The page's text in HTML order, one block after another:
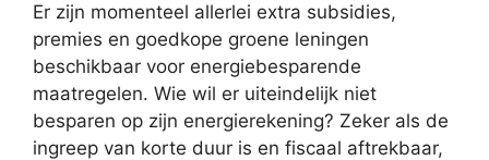
Er zijn momenteel allerlei extra subsidies,
premies en goedkope groene leningen
beschikbaar voor energiebesparende
maatregelen. Wie wil er uiteindelijk niet
besparen op zijn energierekening? Zeker als de
ingreep van korte duur is en fiscaal aftrekbaar,